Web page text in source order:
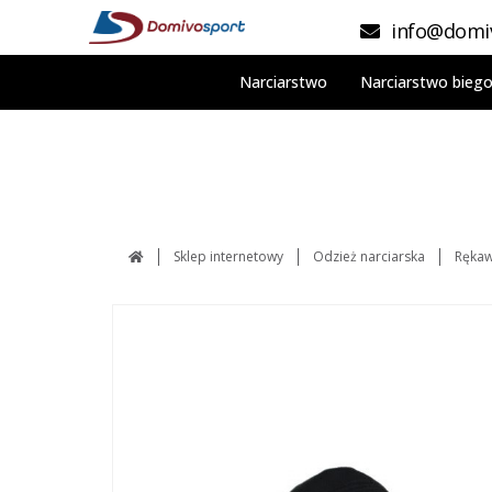
Narciarstwo Narciarstwo
Sklep internetowy Odzież narciarska